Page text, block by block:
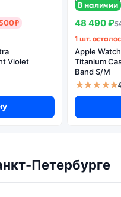
Violet
В наличии
48 490 ₽
1 шт.
Apple
Titanium
Band S/M
★★★★★
Петербурге